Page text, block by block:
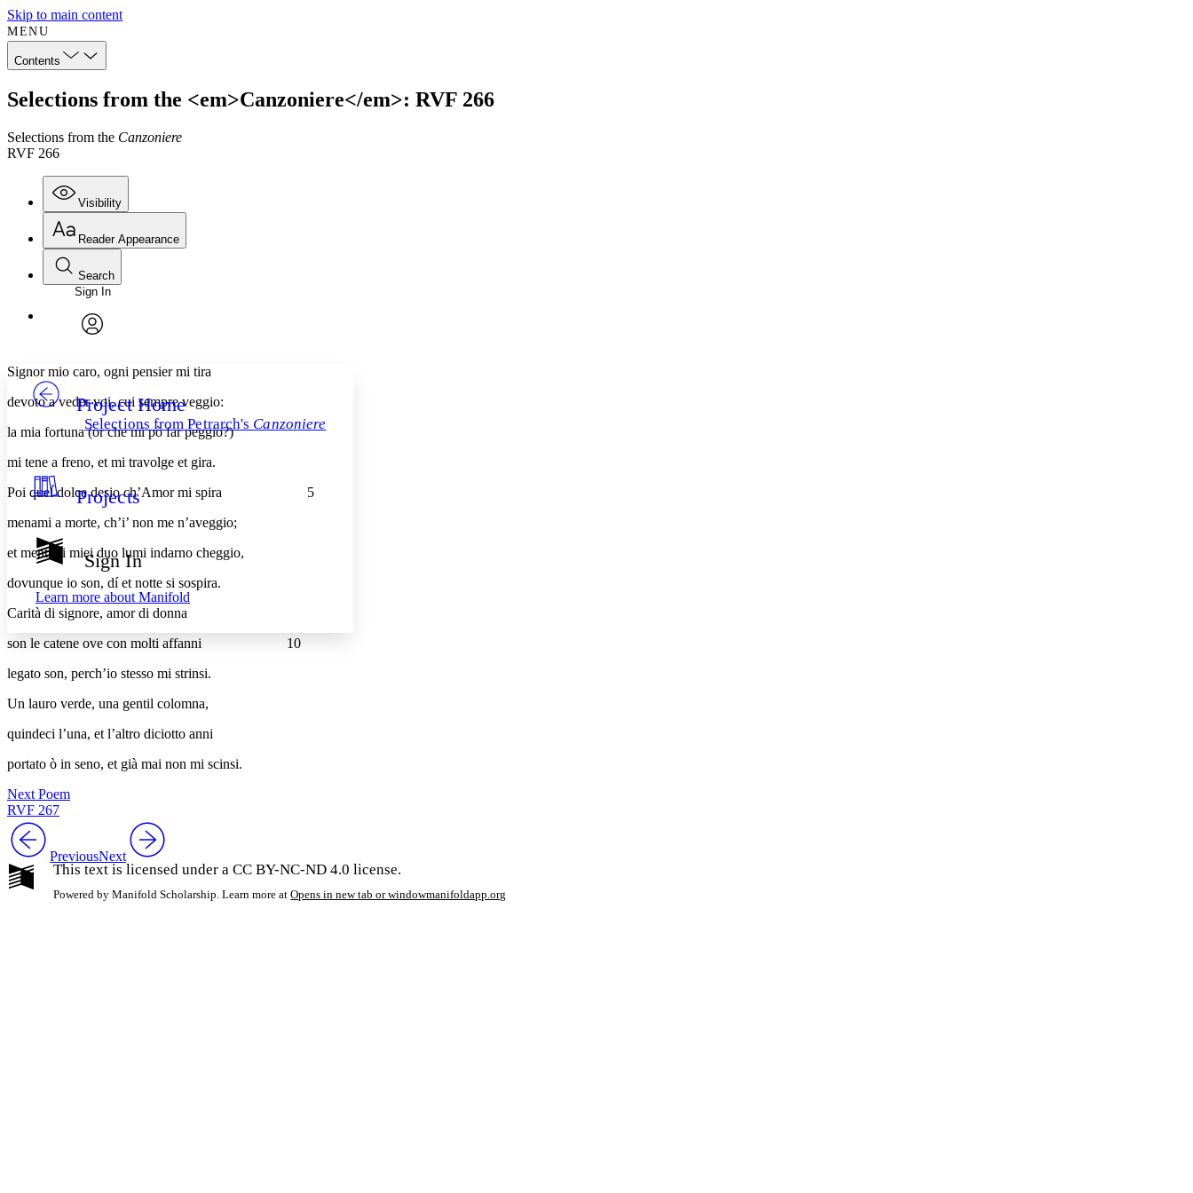
Skip to main content
MENU
Contents
Selections from the <em>Canzoniere</em>: RVF 266
Selections from the Canzoniere
RVF 266
Visibility
Annotations
Others
Your highlights
Resources
Show all
Show all Hide all
Reader Appearance
Font
Font style
Decrease font size
Decrease font size Increase font size
Color Scheme
Light
Annotation contrast
abc Low
abc High
Margins
Reset to Defaults
Search
Enter search criteria
Search within:
Sign In
Project Home
Selections from Petrarch's Canzoniere
Projects
Sign In
Learn more about Manifold
Signor mio caro, ogni pensier mi tira
devoto a veder voi, cui sempre veggio:
la mia fortuna (or che mi pò far peggio?)
mi tene a freno, et mi travolge et gira.
Poi quel dolce desio ch’Amor mi spira 5
menami a morte, ch’i’ non me n’aveggio;
et mentre i miei duo lumi indarno cheggio,
dovunque io son, dí et notte si sospira.
Carità di signore, amor di donna
son le catene ove con molti affanni 10
legato son, perch’io stesso mi strinsi.
Un lauro verde, una gentil colomna,
quindeci l’una, et l’altro diciotto anni
portato ò in seno, et già mai non mi scinsi.
Next Poem
RVF 267
PreviousNext
This text is licensed under a CC BY-NC-ND 4.0 license.
Powered by Manifold Scholarship. Learn more at Opens in new tab or windowmanifoldapp.org